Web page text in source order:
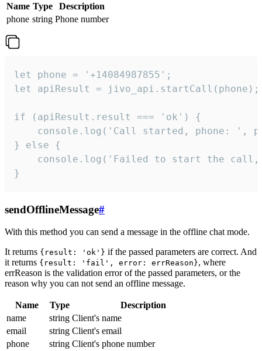
Name Type
Description
phone string Phone number
let phone = '+14084987855';
let apiResult = jivo_api.startCall(phone);
if (apiResult.result === 'ok') {
console.log('Call started, phone: ',
} else {
console.log('Failed to start the
}
sendOfflineMessage#
With this method you can send a message in the offline chat mode.
It returns {result: 'ok'} if the passed parameters are correct. And
it returns {result: 'fail', error: errReason}, where
errReason is the validation error of the passed parameters, or the
reason why you can not send an offline message.
Name Type
Description
name
string Client's name
email
string Client's email
phone
string Client's phone number